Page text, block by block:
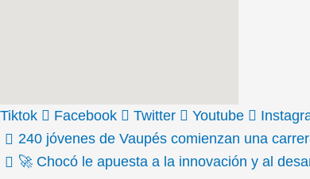
Tiktok Facebook Twitter Youtube
240 jóvenes de Vaupés comienzan una
🚀 Chocó le apuesta a la innovación y al